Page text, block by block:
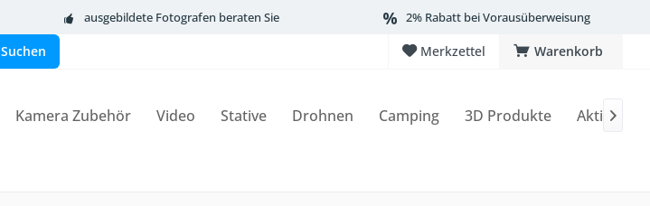
ausgebildete Fotografen beraten Sie 2% Rabatt bei Vorausüberweisung
Warenkorb
Merkzettel
Suchen
Kamera Zubehör Video Stative Drohnen Camping 3D Produkte Aktionen
